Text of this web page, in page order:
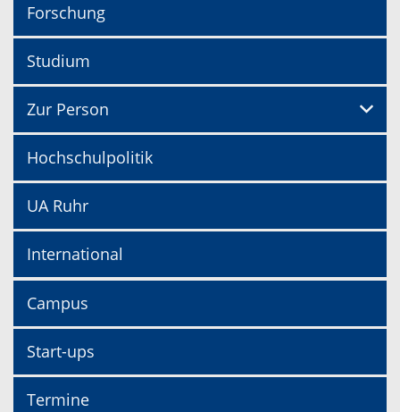
Forschung
Studium
Zur Person
Hochschulpolitik
UA Ruhr
International
Campus
Start-ups
Termine